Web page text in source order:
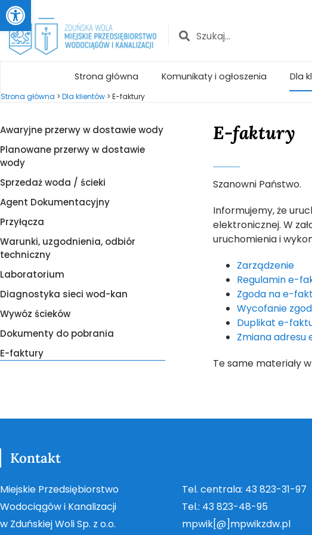
Strona główna Komunikaty i ogłoszenia Dla
Strona główna > Dla klientów > E-faktury
Awaryjne przerwy w dostawie wody
Planowane przerwy w dostawie
wody
Sprzedaż woda / ścieki
Agent Dokumentacyjny
Przyłącza
Warunki, uzgodnienia, odbiór
techniczny
Laboratorium
Diagnostyka sieci wod-kan
Wywóz ścieków
Dokumenty do pobrania
E-faktury
E-faktury
Szanowni Państwo.
Informujemy, że
elektronicznej. W
uruchomienia i
Zarządzenie
Regulamin e-
Zgoda na e-
Wycofanie
Duplikat e-
Zmiana adresu
Te same materiały
Kontakt
Miejskie Przedsiębiorstwo
Wodociągów i Kanalizacji
w Zduńskiej Woli Sp. z o.o.
Tel. centrala: 43 823-31-97
Tel.: 43 823-48-95
mpwik[@]mpwikzdw.pl